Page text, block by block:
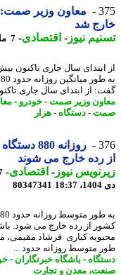
شد
نیوز-اقتصادی-7 ماه پیش - شنبه 6 دی 1404، 20:55
به
از ابتدای سال جاری تاکنون بیش از
وزیر صمت-خودرو-معاون
-دستگاه-هزار
روزانه 880
رده خارج می شوند
نیوز-اقتصادی-
80347341
به
از رده خارج می شود. باشگاه
کباری فرشاد مقیمی،
متوسط روزانه حدود ...
-باشگاه خبرنگاران- خودرو
معدن و تجارت